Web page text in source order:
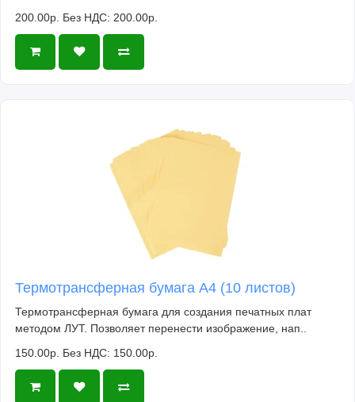
200.00р. Без НДС: 200.00р.
Термотрансферная бумага А4 (10 листов)
Термотрансферная бумага для создания печатных плат
методом ЛУТ. Позволяет перенести изображение, нап..
150.00р. Без НДС: 150.00р.